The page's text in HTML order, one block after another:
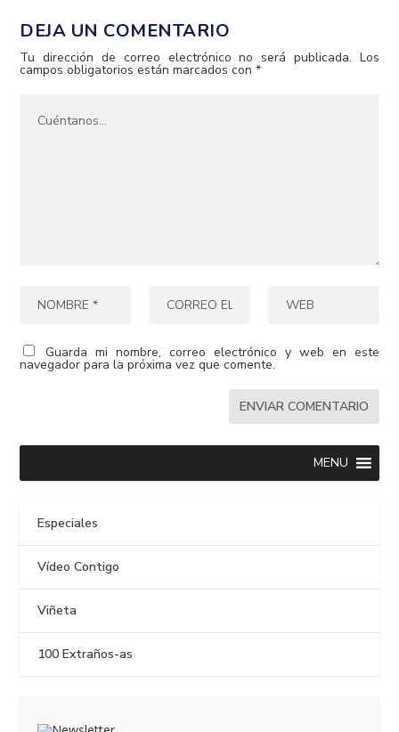
DEJA UN COMENTARIO
Tu dirección de correo electrónico no será publicada. Los
campos obligatorios están marcados con*
Guarda mi nombre, correo electrónico y web en este
navegador para la próxima vez que comente.
MENU
Especiales
Vídeo Contigo
Viñeta
100 Extraños-as